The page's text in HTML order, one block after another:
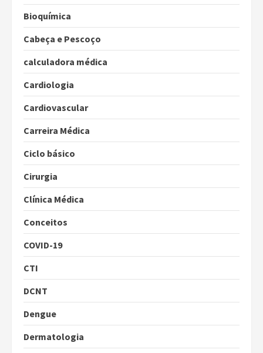
Bioquímica
Cabeça e Pescoço
calculadora médica
Cardiologia
Cardiovascular
Carreira Médica
Ciclo básico
Cirurgia
Clínica Médica
Conceitos
COVID-19
CTI
DCNT
Dengue
Dermatologia